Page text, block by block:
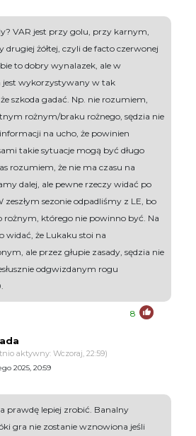
VAR jest przy golu, przy karnym,
drugiej żółtej, czyli de facto czerwonej
to dobry wynalazek, ale w
jest wykorzystywany w tak
szkoda gadać. Np. nie rozumiem,
rożnym/braku rożnego, sędzia nie
na ucho, że powinien
takie sytuacje mogą być długo
rozumiem, że nie ma czasu na
dalej, ale pewne rzeczy widać po
zeszłym sezonie odpadliśmy z LE, bo
rożnym, którego nie powinno być. Na
widać, że Lukaku stoi na
ale przez głupie zasady, sędzia nie
odgwizdanym rogu
8
aktywny: Wczoraj, 22:59)
2025, 20:59
prawdę lepiej zrobić. Banalny
gra nie zostanie wznowiona jeśli